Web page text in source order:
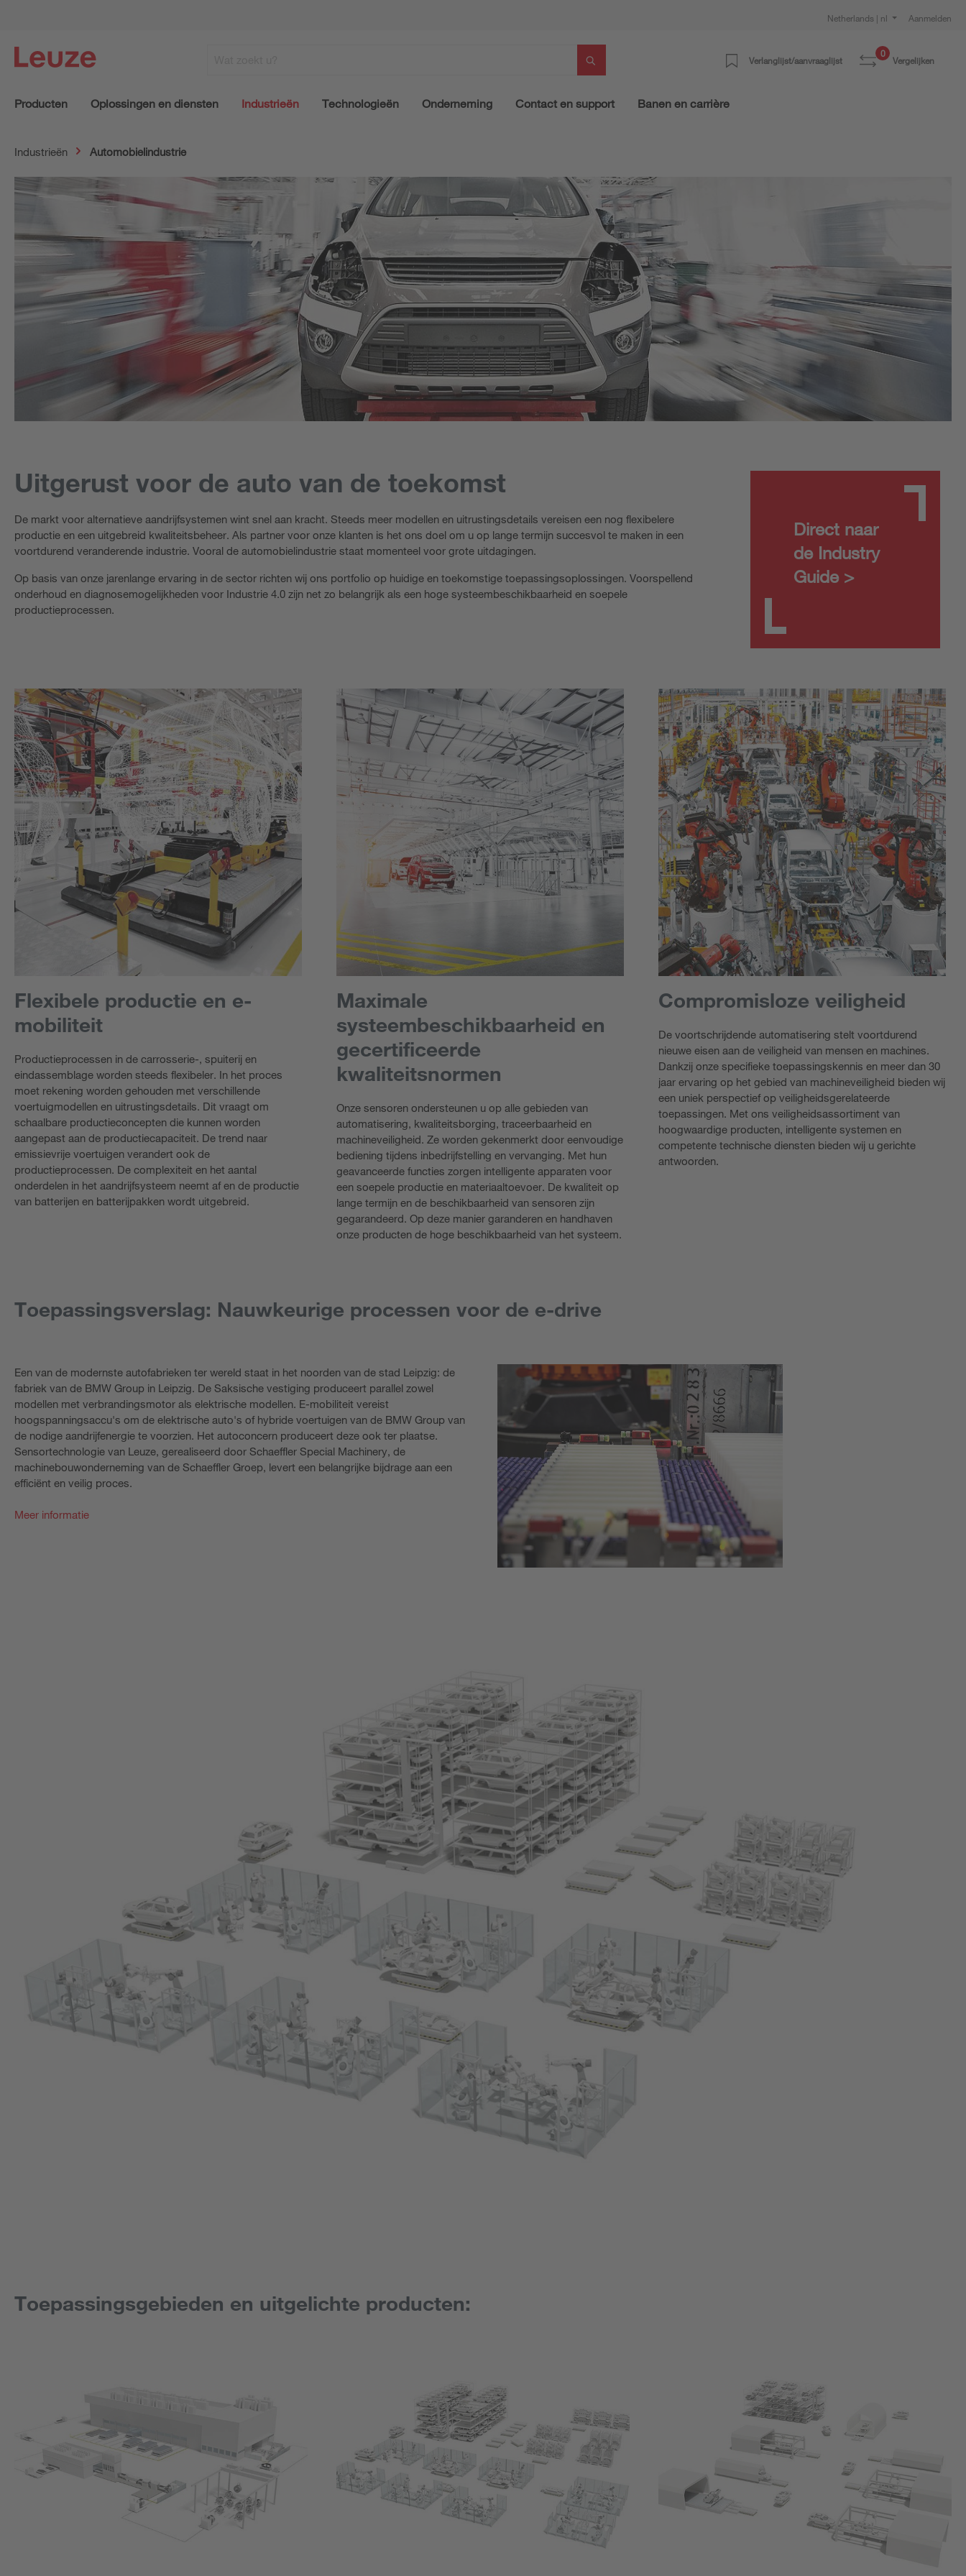
Netherlands | nl Aanmelden
Verlanglijst/aanvraaglijst
0
Vergelijken
Producten Oplossingen en diensten Industrieën Technologieën Onderneming Contact en support Banen en carrière
Industrieën Automobielindustrie
Uitgerust voor de auto van de toekomst
De markt voor alternatieve aandrijfsystemen wint snel aan kracht. Steeds meer modellen en uitrustingsdetails vereisen een nog flexibelere
productie en een uitgebreid kwaliteitsbeheer. Als partner voor onze klanten is het ons doel om u op lange termijn succesvol te maken in een
voortdurend veranderende industrie. Vooral de automobielindustrie staat momenteel voor grote uitdagingen.
Op basis van onze jarenlange ervaring in de sector richten wij ons portfolio op huidige en toekomstige toepassingsoplossingen. Voorspellend
onderhoud en diagnosemogelijkheden voor Industrie 4.0 zijn net zo belangrijk als een hoge systeembeschikbaarheid en soepele
productieprocessen.
Direct naar
de Industry
Guide >
Flexibele productie en e-
mobiliteit
Productieprocessen in de carrosserie-, spuiterij en
eindassemblage worden steeds flexibeler. In het proces
moet rekening worden gehouden met verschillende
voertuigmodellen en uitrustingsdetails. Dit vraagt om
schaalbare productieconcepten die kunnen worden
aangepast aan de productiecapaciteit. De trend naar
emissievrije voertuigen verandert ook de
productieprocessen. De complexiteit en het aantal
onderdelen in het aandrijfsysteem neemt af en de productie
van batterijen en batterijpakken wordt uitgebreid.
Maximale
systeembeschikbaarheid en
gecertificeerde
kwaliteitsnormen
Onze sensoren ondersteunen u op alle gebieden van
automatisering, kwaliteitsborging, traceerbaarheid en
machineveiligheid. Ze worden gekenmerkt door eenvoudige
bediening tijdens inbedrijfstelling en vervanging. Met hun
geavanceerde functies zorgen intelligente apparaten voor
een soepele productie en materiaaltoevoer. De kwaliteit op
lange termijn en de beschikbaarheid van sensoren zijn
gegarandeerd. Op deze manier garanderen en handhaven
onze producten de hoge beschikbaarheid van het systeem.
Compromisloze veiligheid
De voortschrijdende automatisering stelt voortdurend
nieuwe eisen aan de veiligheid van mensen en machines.
Dankzij onze specifieke toepassingskennis en meer dan 30
jaar ervaring op het gebied van machineveiligheid bieden wij
een uniek perspectief op veiligheidsgerelateerde
toepassingen. Met ons veiligheidsassortiment van
hoogwaardige producten, intelligente systemen en
competente technische diensten bieden wij u gerichte
antwoorden.
Toepassingsverslag: Nauwkeurige processen voor de e-drive
Een van de modernste autofabrieken ter wereld staat in het noorden van de stad Leipzig: de
fabriek van de BMW Group in Leipzig. De Saksische vestiging produceert parallel zowel
modellen met verbrandingsmotor als elektrische modellen. E-mobiliteit vereist
hoogspanningsaccu's om de elektrische auto's of hybride voertuigen van de BMW Group van
de nodige aandrijfenergie te voorzien. Het autoconcern produceert deze ook ter plaatse.
Sensortechnologie van Leuze, gerealiseerd door Schaeffler Special Machinery, de
machinebouwonderneming van de Schaeffler Groep, levert een belangrijke bijdrage aan een
efficiënt en veilig proces.
Meer informatie
Toepassingsgebieden en uitgelichte producten: